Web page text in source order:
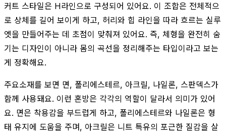
커트 스타일은 H라인으로 구성되어 있어요. 이 조합은 전체적으
로 상체를 길어 보이게 하고, 허리와 힙 라인을 따라 흐르는 실루
엣을 만들어주는 데 초점이 맞춰져 있어요. 즉, 체형을 완전히 숨
기는 디자인이 아니라 몸의 곡선을 정리해주는 타입이라고 보는
게 정확해요.
주요소재를 보면 면, 폴리에스테르, 아크릴, 나일론, 스판덱스가
함께 사용돼요. 이런 혼방은 각각의 역할이 달라서 의미가 있어
요. 면은 착용감을 부드럽게 하고, 폴리에스테르와 나일론은 형
태 유지에 도움을 주며, 아크릴은 니트 특유의 포근한 질감을 살